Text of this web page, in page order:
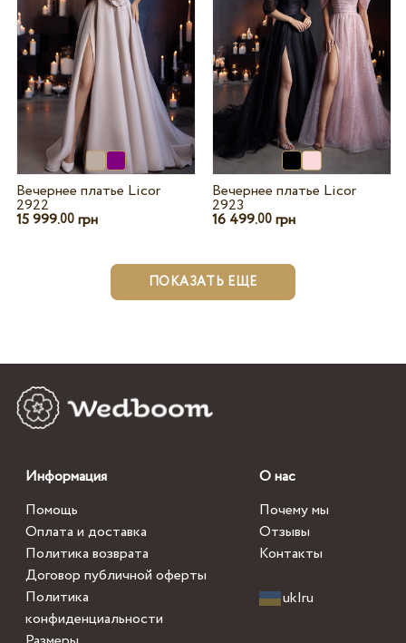
Вечернее платье Licor
2922
15 999.00грн
Вечернее платье Licor
2923
16 499.00 грн
ПОКАЗАТЬ ЕЩЕ
Информация
Помощь
Оплата и доставка
Политика возврата
Договор публичной оферты
Политика
конфиденциальности
О нас
Почему мы
Отзывы
Контакты
uk|ru